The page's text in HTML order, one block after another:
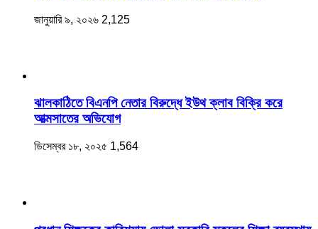
জানুয়ারি ৯, ২০২৬ 2,125
ঝালকাঠিতে বিএনপি নেতার বিরুদ্ধে ইউথ ক্লাব বিক্রি করে
আত্মসাতের অভিযোগ
ডিসেম্বর ১৮, ২০২৫ 1,564